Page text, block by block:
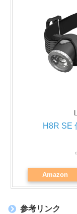
H8R SE
Amazon
参考リンク